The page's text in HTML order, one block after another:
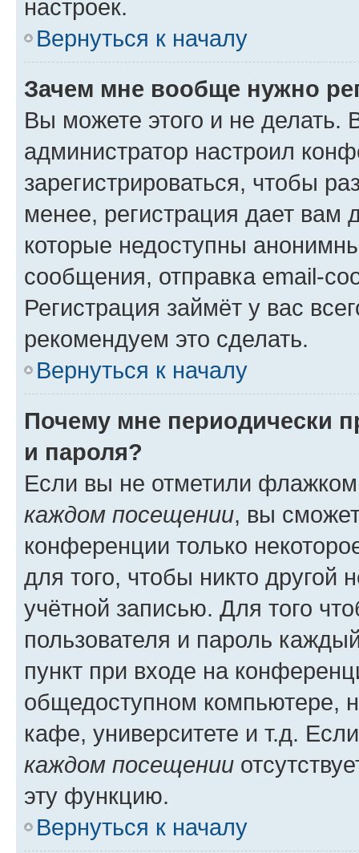
настроек.
Вернуться к началу
Зачем мне вообще нужно
Вы можете этого и не делать.
администратор настроил
зарегистрироваться, чтобы
менее, регистрация дает вам
которые недоступны
сообщения, отправка email-
Регистрация займёт у вас
рекомендуем это сделать.
Вернуться к началу
Почему мне периодически
и пароля?
Если вы не отметили
каждом посещении, вы
конференции только
для того, чтобы никто другой
учётной записью. Для того
пользователя и пароль
пункт при входе на
общедоступном компьютере,
кафе, университете и т.д.
каждом посещении
эту функцию.
Вернуться к началу